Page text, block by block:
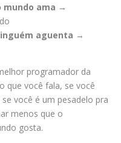
mundo ama →
aguenta →
programador da
que você fala, se você
você é um pesadelo pra
menos que o
gosta.